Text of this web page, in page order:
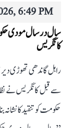
6:49 PM
سال در سال مودی
کانگریس
راہل گاندھی تھوڑی
سے قبل کانگریس نے
حکومت کو تنقید کا